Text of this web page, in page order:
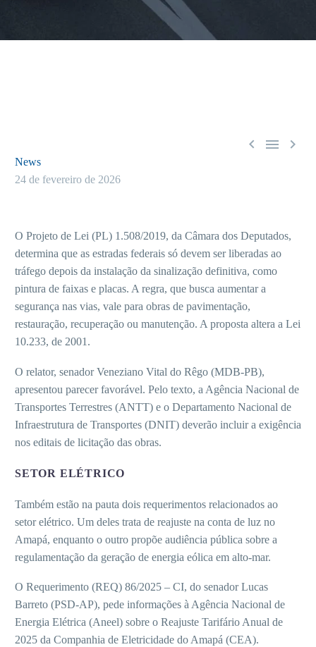
  
News
24 de fevereiro de 2026
O Projeto de Lei (PL) 1.508/2019, da Câmara dos Deputados,
determina que as estradas federais só devem ser liberadas ao
tráfego depois da instalação da sinalização definitiva, como
pintura de faixas e placas. A regra, que busca aumentar a
segurança nas vias, vale para obras de pavimentação,
restauração, recuperação ou manutenção. A proposta altera a Lei
10.233, de 2001.
O relator, senador Veneziano Vital do Rêgo (MDB-PB),
apresentou parecer favorável. Pelo texto, a Agência Nacional de
Transportes Terrestres (ANTT) e o Departamento Nacional de
Infraestrutura de Transportes (DNIT) deverão incluir a exigência
nos editais de licitação das obras.
SETOR ELÉTRICO
Também estão na pauta dois requerimentos relacionados ao
setor elétrico. Um deles trata de reajuste na conta de luz no
Amapá, enquanto o outro propõe audiência pública sobre a
regulamentação da geração de energia eólica em alto-mar.
O Requerimento (REQ) 86/2025 – CI, do senador Lucas
Barreto (PSD-AP), pede informações à Agência Nacional de
Energia Elétrica (Aneel) sobre o Reajuste Tarifário Anual de
2025 da Companhia de Eletricidade do Amapá (CEA).